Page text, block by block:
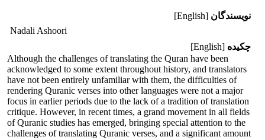
نویسندگان [English]
Nadali Ashoori
چکیده [English]
Although the challenges of translating the Quran have been
acknowledged to some extent throughout history, and translators
have not been entirely unfamiliar with them, the difficulties of
rendering Quranic verses into other languages were not a major
focus in earlier periods due to the lack of a tradition of translation
critique. However, in recent times, a grand movement in all fields
of Quranic studies has emerged, bringing special attention to the
challenges of translating Quranic verses, and a significant amount